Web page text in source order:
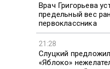
Врач Григорьева
предельный вес
первоклассника
21:28
Слуцкий
«Яблоко»